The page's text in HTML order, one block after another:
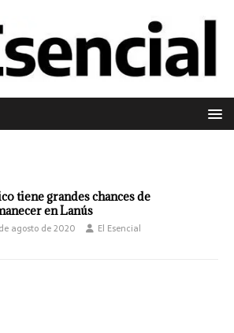
tiene grandes chances de
en Lanús
agosto de 2020 El Esencial